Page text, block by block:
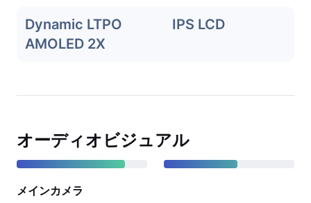
Dynamic LTPO
AMOLED 2X
IPS LCD
オーディオビジュアル
メインカメラ